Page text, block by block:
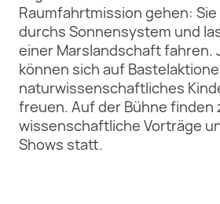
Raumfahrtmission gehen:
durchs Sonnensystem und
einer Marslandschaft fahren.
können sich auf
naturwissenschaftliches
freuen. Auf der Bühne finden
wissenschaftliche Vorträge
Shows statt.